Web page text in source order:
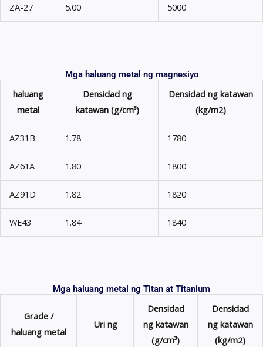
ZA-27 5.00 5000
Mga haluang metal ng magnesiyo
haluang
metal
Densidad ng
katawan (g/cm³)
Densidad ng katawan
(kg/m2)
AZ31B 1.78 1780
AZ61A 1.80 1800
AZ91D 1.82 1820
WE43 1.84 1840
Mga haluang metal ng Titan at Titanium
Grade /
haluang metal
Uri ng
Densidad
ng katawan
(g/cm³)
Densidad
ng katawan
(kg/m2)